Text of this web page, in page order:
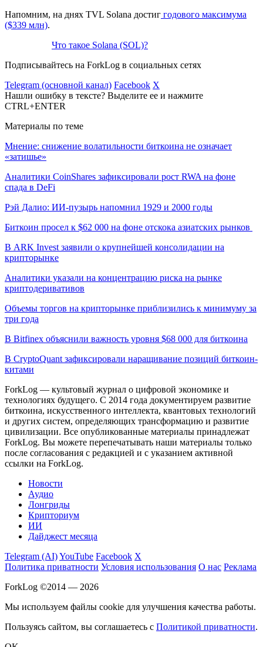
Напомним, на днях TVL Solana достиг годового максимума
($339 млн).
Что такое Solana (SOL)?
Подписывайтесь на ForkLog в социальных сетях
Telegram (основной канал) Facebook X
Нашли ошибку в тексте? Выделите ее и нажмите
CTRL+ENTER
Материалы по теме
Мнение: снижение волатильности биткоина не означает
«затишье»
Аналитики CoinShares зафиксировали рост RWA на фоне
спада в DeFi
Рэй Далио: ИИ-пузырь напомнил 1929 и 2000 годы
Биткоин просел к $62 000 на фоне отскока азиатских рынков
В ARK Invest заявили о крупнейшей консолидации на
крипторынке
Аналитики указали на концентрацию риска на рынке
криптодеривативов
Объемы торгов на крипторынке приблизились к минимуму за
три года
В Bitfinex объяснили важность уровня $68 000 для биткоина
В CryptoQuant зафиксировали наращивание позиций биткоин-
китами
ForkLog — культовый журнал о цифровой экономике и
технологиях будущего. С 2014 года документируем развитие
биткоина, искусственного интеллекта, квантовых технологий
и других систем, определяющих трансформацию и развитие
цивилизации. Все опубликованные материалы принадлежат
ForkLog. Вы можете перепечатывать наши материалы только
после согласования с редакцией и с указанием активной
ссылки на ForkLog.
Новости
Аудио
Лонгриды
Крипториум
ИИ
Дайджест месяца
Telegram (AI)YouTube Facebook X
Политика приватности Условия использования О нас Реклама
ForkLog ©2014 — 2026
Мы используем файлы cookie для улучшения качества работы.
Пользуясь сайтом, вы соглашаетесь с Политикой приватности.